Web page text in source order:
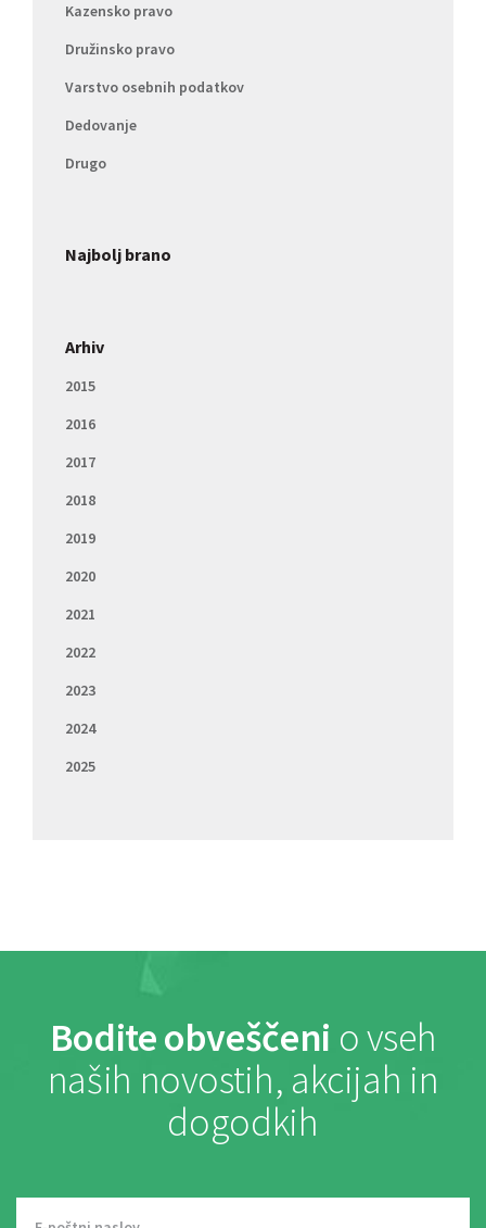
Kazensko pravo
Družinsko pravo
Varstvo osebnih podatkov
Dedovanje
Drugo
Najbolj brano
Arhiv
2015
2016
2017
2018
2019
2020
2021
2022
2023
2024
2025
Bodite obveščeni o vseh
naših novostih, akcijah in
dogodkih